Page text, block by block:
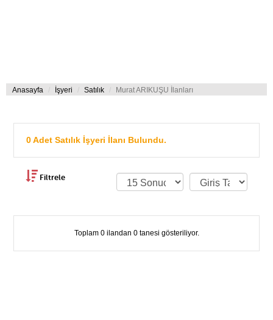
Anasayfa İşyeri Satılık Murat ARIKUŞU İlanları
0 Adet Satılık İşyeri İlanı Bulundu.
Filtrele
Toplam 0 ilandan 0 tanesi gösteriliyor.